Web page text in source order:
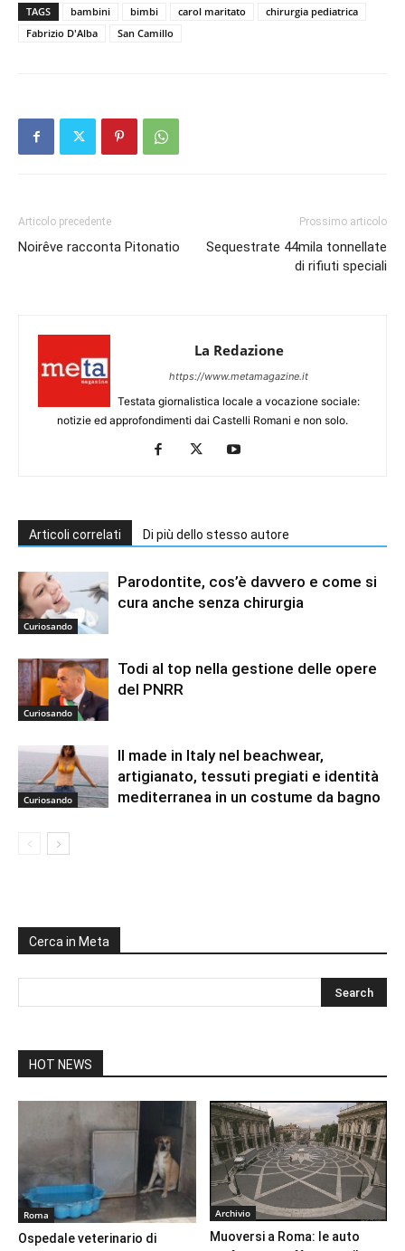
TAGS bambini bimbi carol maritato
chirurgia pediatrica
Fabrizio D'Alba
San Camillo
Articolo precedente
Noirêve racconta Pitonatio
Prossimo articolo
Sequestrate 44mila tonnellate
di rifiuti speciali
La Redazione
https://www.metamagazine.it
Testata giornalistica locale a vocazione sociale:
notizie ed approfondimenti dai Castelli Romani e non solo.
Articoli correlati Di più dello stesso autore
Curiosando
Parodontite, cos’è davvero e come si
cura anche senza chirurgia
Curiosando
Todi al top nella gestione delle opere
del PNRR
Curiosando
Il made in Italy nel beachwear,
artigianato, tessuti pregiati e identità
mediterranea in un costume da bagno
Cerca in Meta
HOT NEWS
Roma
Ospedale veterinario di
Archivio
Muoversi a Roma: le auto